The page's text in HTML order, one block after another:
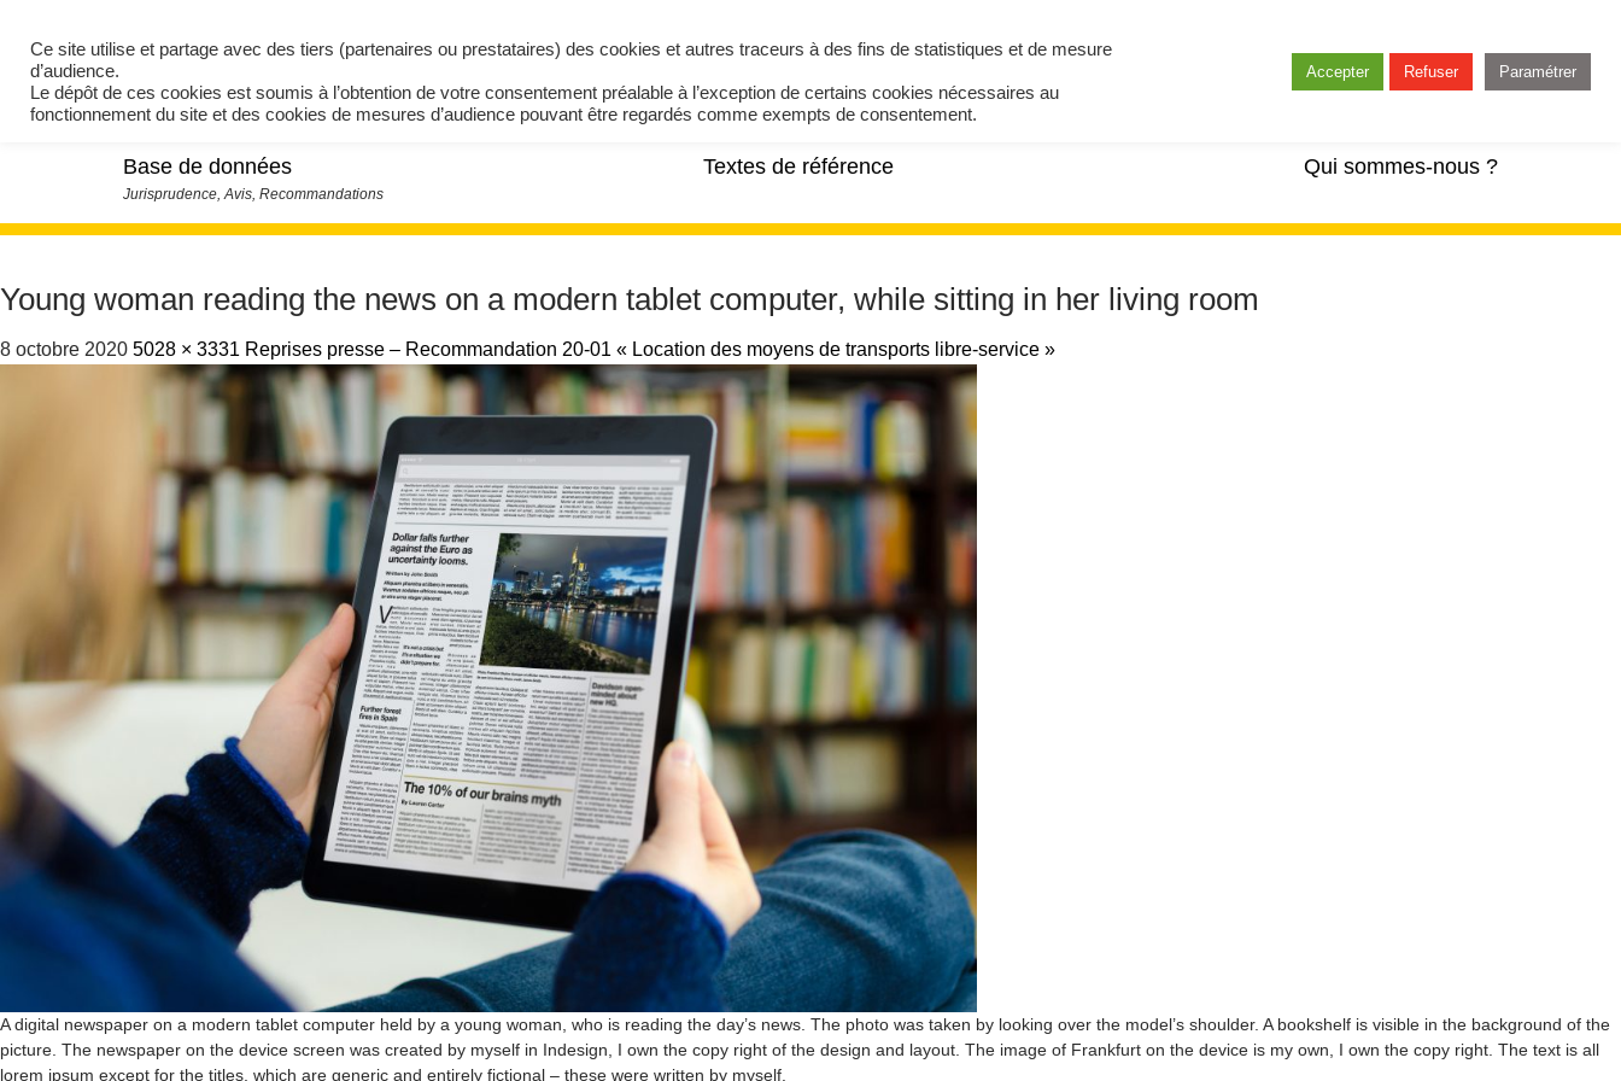
Base de données Textes de référence Qui sommes-nous ?
Young woman reading the news on a modern tablet computer, while sitting in her living room
8 octobre 2020 5028 × 3331 Reprises presse – Recommandation 20-01 « Location des moyens de transports libre-service »
A digital newspaper on a modern tablet computer held by a young woman, who is reading the day’s news. The photo was taken by looking over the model’s shoulder. A bookshelf is visible in the background of the
picture. The newspaper on the device screen was created by myself in Indesign, I own the copy right of the design and layout. The image of Frankfurt on the device is my own, I own the copy right. The text is all
lorem ipsum except for the titles, which are generic and entirely fictional – these were written by myself.
Ce site utilise et partage avec des tiers (partenaires ou prestataires) des cookies et autres traceurs à des fins de statistiques et de mesure
d’audience.
Le dépôt de ces cookies est soumis à l’obtention de votre consentement préalable à l’exception de certains cookies nécessaires au
fonctionnement du site et des cookies de mesures d’audience pouvant être regardés comme exempts de consentement.
Accepter Refuser Paramétrer